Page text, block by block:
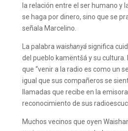
la relación entre el ser humano y
se haga por dinero, sino que se
señala Marcelino.
La palabra waishanyásignifica
del pueblo kamëntšá y su cultura.
que “venir a la radio es como un
igual que sus compañeros se
llamadas que recibe en la
reconocimiento de sus
Muchos vecinos que oyen